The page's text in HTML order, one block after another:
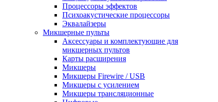
Процессоры эффектов
Психоакустические процессоры
Эквалайзеры
Микшерные пульты
Аксессуары и комплектующие для
микшерных пультов
Карты расширения
Микшеры
Микшеры Firewire / USB
Микшеры с усилением
Микшеры трансляционные